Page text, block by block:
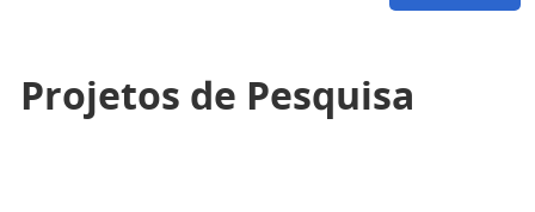
Projetos de Pesquisa